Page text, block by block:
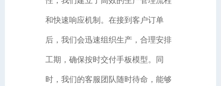
和快速响应机制。在接到客户订单
后，我们会迅速组织生产，合理安排
工期，确保按时交付手板模型。同
时，我们的客服团队随时待命，能够